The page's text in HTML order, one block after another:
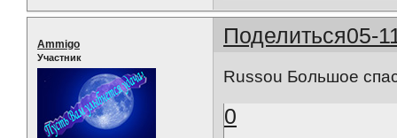
Поделиться05-
Ammigo
Участник
Russou Большое
0